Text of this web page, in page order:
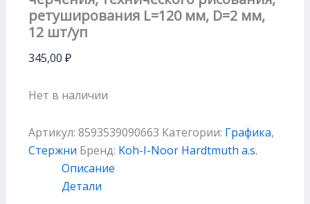
ретуширования L=120 мм, D=2 мм,
12 шт/уп
345,00 ₽
Нет в наличии
Артикул: 8593539090663 Категории: Графика,
Стержни Бренд: Koh-I-Noor Hardtmuth a.s.
Описание
Детали